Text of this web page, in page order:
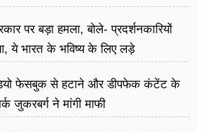
पर बड़ा हमला, बोले- प्रदर्शनकारियों
ये भारत के भविष्य के लिए लड़े
फेसबुक से हटाने और डीपफेक कंटेंट के
जुकरबर्ग ने मांगी माफी